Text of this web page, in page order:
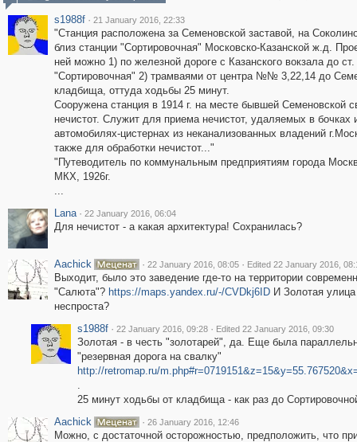
s1988f · 21 January 2016, 22:33
"Станция расположена за Семеновской заставой, на
близ станции "Сортировочная" Московско-Казанской ж.д.
ней можно 1) по железной дороге с Казанского вокзала до ст.
"Сортировочная" 2) трамваями от центра №№ 3,22,14 до
кладбища, оттуда ходьбы 25 минут.
Сооружена станция в 1914 г. на месте бывшей Семеновской
нечистот. Служит для приема нечистот, удаляемых в бочках
автомобилях-цистернах из неканализованных владений
также для обработки нечистот..."
"Путеводитель по коммунальным предприятиям города
МКХ, 1926г.
...
Lana · 22 January 2016, 06:04
Для нечистот - а какая архитектура! Сохранилась?
Aachick · 22 January 2016, 08:05 · Edited 22 January 2016,
Выходит, было это заведение где-то на территории
"Салюта"? https://maps.yandex.ru/-/CVDkj6IDИ Золотая улица
неспроста?
s1988f · 22 January 2016, 09:28 · Edited 22 January 2016, 09:30
Золотая - в честь "золотарей", да. Еще была
"резервная дорога на свалку"
http://retromap.ru/
.
25 минут ходьбы от кладбища - как раз до
Aachick
· 26 January 2016, 12:46
Можно, с достаточной осторожностью, предположить, что